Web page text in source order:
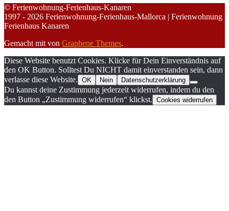
© Ferienwohnung-Ferienhaus-Kanaren
1997 - 2026 Ferienwohnung-Ferienhaus-Mallorca | Ferienwohnung
Ferienhaus Kanaren
Gemacht mit von Graphene Themes.
Diese Website benutzt Cookies. Klicke für Dein Einverständnis auf
den OK Button. Solltest Du NICHT damit einverstanden sein, dann
verlasse diese Website. OK Nein Datenschutzerklärung
Du kannst deine Zustimmung jederzeit widerrufen, indem du den
den Button „Zustimmung widerrufen“ klickst. Cookies widerrufen